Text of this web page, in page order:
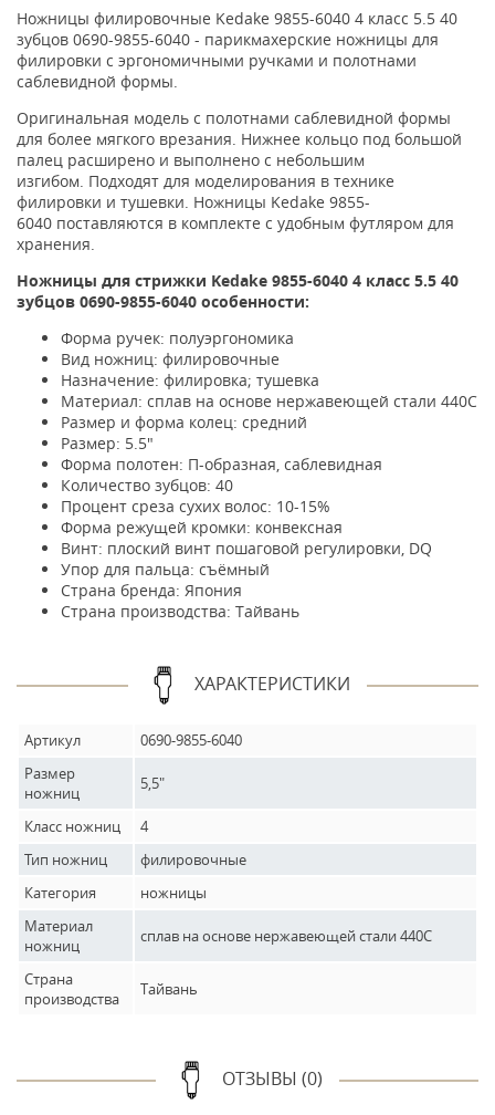
Ножницы филировочные Kedake 9855-6040 4 класс 5.5 40
зубцов 0690-9855-6040 - парикмахерские ножницы для
филировки с эргономичными ручками и полотнами
саблевидной формы.
Оригинальная модель с полотнами саблевидной формы
для более мягкого врезания. Нижнее кольцо под большой
палец расширено и выполнено с небольшим
изгибом. Подходят для моделирования в технике
филировки и тушевки. Ножницы Kedake 9855-
6040 поставляются в комплекте с удобным футляром для
хранения.
Ножницы для стрижки Kedake 9855-6040 4 класс 5.5 40
зубцов 0690-9855-6040 особенности:
Форма ручек: полуэргономика
Вид ножниц: филировочные
Назначение: филировка; тушевка
Материал: сплав на основе нержавеющей стали 440C
Размер и форма колец: средний
Размер: 5.5"
Форма полотен: П-образная, саблевидная
Количество зубцов: 40
Процент среза сухих волос: 10-15%
Форма режущей кромки: конвексная
Винт: плоский винт пошаговой регулировки, DQ
Упор для пальца: съёмный
Страна бренда: Япония
Страна производства: Тайвань
ХАРАКТЕРИСТИКИ
Артикул
0690-9855-6040
Размер
ножниц
5,5"
Класс ножниц
4
Тип ножниц
филировочные
Категория
ножницы
Материал
ножниц
сплав на основе нержавеющей стали 440C
Страна
производства
Тайвань
ОТЗЫВЫ (0)